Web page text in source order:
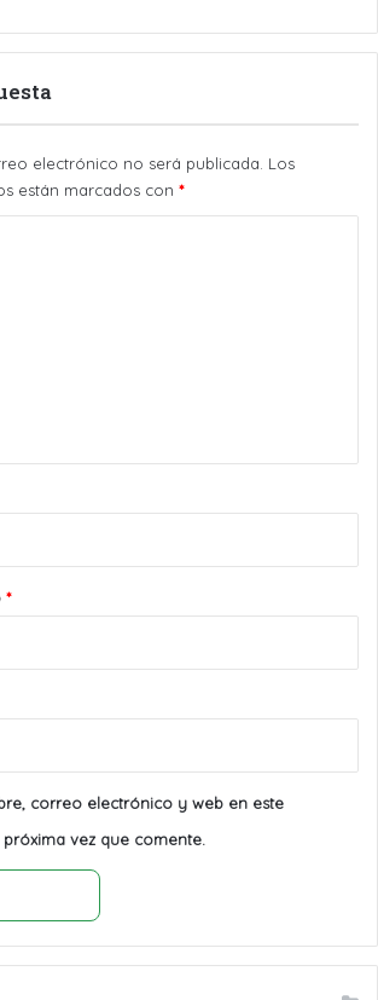
electrónico no será publicada. Los
están marcados con *
*
correo electrónico y web en este
vez que comente.